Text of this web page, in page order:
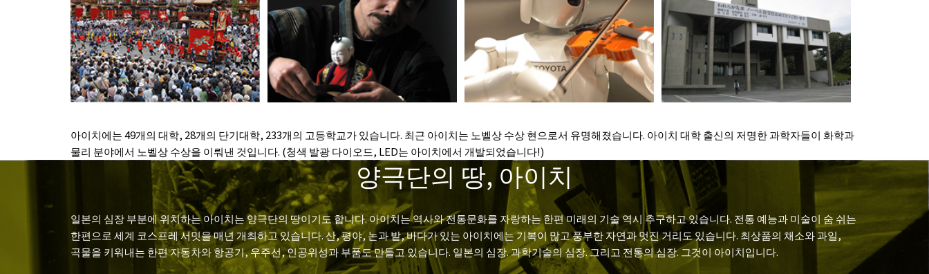
아이치에는 49개의 대학, 28개의 단기대학, 233개의 고등학교가 있습니다. 최근 아이치는 노벨상 수상 현으로서 유명해졌습니다. 아이치 대학 출신의 저명한 과학자들이 화학과
물리 분야에서 노벨상 수상을 이뤄낸 것입니다. (청색 발광 다이오드, LED는 아이치에서 개발되었습니다!)
양극단의 땅, 아이치
일본의 심장 부분에 위치하는 아이치는 양극단의 땅이기도 합니다. 아이치는 역사와 전통문화를 자랑하는 한편 미래의 기술 역시 추구하고 있습니다. 전통 예능과 미술이 숨 쉬는
한편으로 세계 코스프레 서밋을 매년 개최하고 있습니다. 산, 평야, 논과 밭, 바다가 있는 아이치에는 기복이 많고 풍부한 자연과 멋진 거리도 있습니다. 최상품의 채소와 과일,
곡물을 키워내는 한편 자동차와 항공기, 우주선, 인공위성과 부품도 만들고 있습니다. 일본의 심장. 과학기술의 심장. 그리고 전통의 심장. 그것이 아이치입니다.